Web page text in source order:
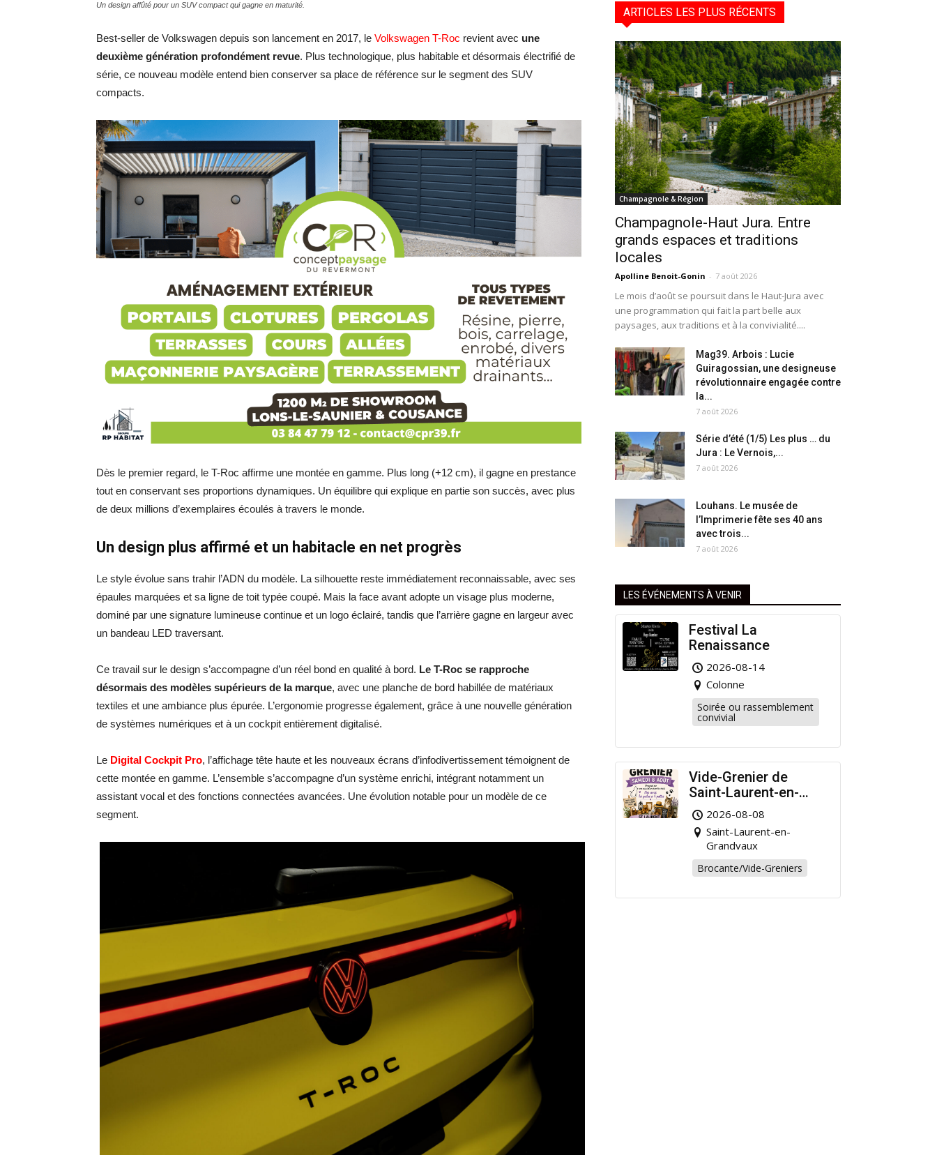
Un design affûté pour un SUV compact qui gagne en maturité.
Best-seller de Volkswagen depuis son lancement en 2017, le Volkswagen T-Roc revient avec une
deuxième génération profondément revue. Plus technologique, plus habitable et désormais électrifié de
série, ce nouveau modèle entend bien conserver sa place de référence sur le segment des SUV
compacts.
Dès le premier regard, le T-Roc affirme une montée en gamme. Plus long (+12 cm), il gagne en prestance
tout en conservant ses proportions dynamiques. Un équilibre qui explique en partie son succès, avec plus
de deux millions d’exemplaires écoulés à travers le monde.
Un design plus affirmé et un habitacle en net progrès
Le style évolue sans trahir l’ADN du modèle. La silhouette reste immédiatement reconnaissable, avec ses
épaules marquées et sa ligne de toit typée coupé. Mais la face avant adopte un visage plus moderne,
dominé par une signature lumineuse continue et un logo éclairé, tandis que l’arrière gagne en largeur avec
un bandeau LED traversant.
Ce travail sur le design s’accompagne d’un réel bond en qualité à bord. Le T-Roc se rapproche
désormais des modèles supérieurs de la marque, avec une planche de bord habillée de matériaux
textiles et une ambiance plus épurée. L’ergonomie progresse également, grâce à une nouvelle génération
de systèmes numériques et à un cockpit entièrement digitalisé.
Le Digital Cockpit Pro, l’affichage tête haute et les nouveaux écrans d’infodivertissement témoignent de
cette montée en gamme. L’ensemble s’accompagne d’un système enrichi, intégrant notamment un
assistant vocal et des fonctions connectées avancées. Une évolution notable pour un modèle de ce
segment.
ARTICLES LES PLUS RÉCENTS
Champagnole & Région
Champagnole-Haut Jura. Entre
grands espaces et traditions
locales
Apolline Benoit-Gonin - 7 août 2026
Le mois d’août se poursuit dans le Haut-Jura avec
une programmation qui fait la part belle aux
paysages, aux traditions et à la convivialité....
Mag39. Arbois : Lucie
Guiragossian, une designeuse
révolutionnaire engagée contre
la...
7 août 2026
Série d’été (1/5) Les plus … du
Jura : Le Vernois,...
7 août 2026
Louhans. Le musée de
l’Imprimerie fête ses 40 ans
avec trois...
7 août 2026
LES ÉVÉNEMENTS À VENIR
Festival La
Renaissance
2026-08-14
Colonne
Soirée ou rassemblement
convivial
Vide-Grenier de
Saint-Laurent-en-
Grandvaux : Venez
chiner pour la bonne
cause !
2026-08-08
Saint-Laurent-en-
Grandvaux
Brocante/Vide-Greniers